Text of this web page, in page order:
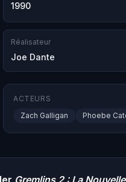
1990
Réalisateur
Joe Dante
ACTEURS
Zach Galligan
Phoebe